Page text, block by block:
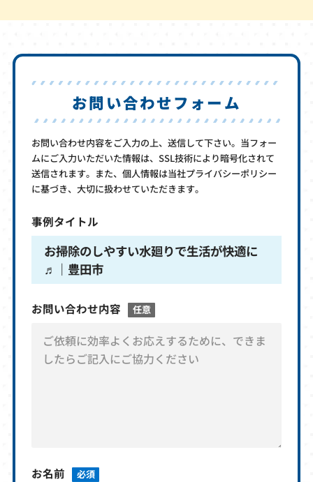
お問い合わせフォーム
お問い合わせ内容をご入力の上、送信して下さい。当フォー
ムにご入力いただいた情報は、SSL技術により暗号化されて
送信されます。また、個人情報は当社プライバシーポリシー
に基づき、大切に扱わせていただきます。
事例タイトル
お掃除のしやすい水廻りで生活が快適に
♬｜豊田市
お問い合わせ内容 任意
お名前 必須